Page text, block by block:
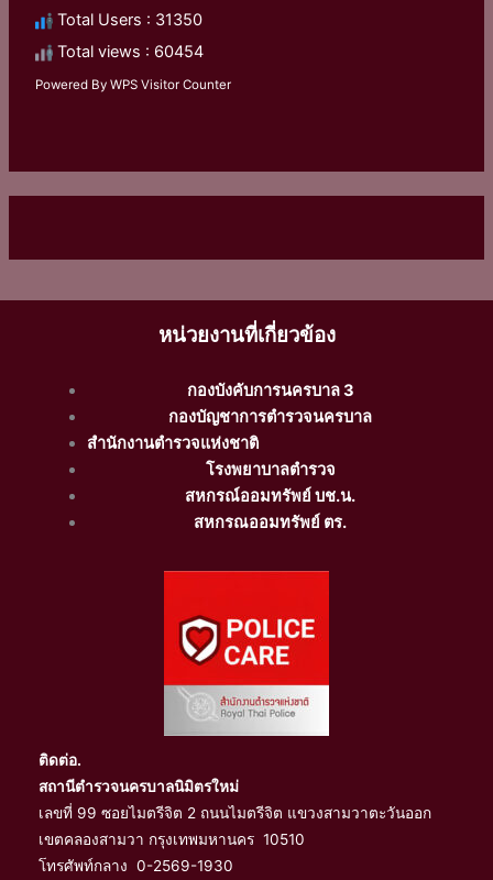
Total Users : 31350
Total views : 60454
Powered ByWPS Visitor Counter
หน่วยงานที่เกี่ยวข้อง
กองบังคับการนครบาล 3
กองบัญชาการตำรวจนครบาล
สำนักงานตำรวจแห่งชาติ
โรงพยาบาลตำรวจ
สหกรณ์ออมทรัพย์ บช.น.
สหกรณออมทรัพย์ ตร.
ติดต่อ.
สถานีตำรวจนครบาลนิมิตรใหม่
เลขที่ 99 ซอยไมตรีจิต 2 ถนนไมตรีจิต แขวงสามวาตะวันออก
เขตคลองสามวา กรุงเทพมหานคร 10510
โทรศัพท์กลาง 0-2569-1930